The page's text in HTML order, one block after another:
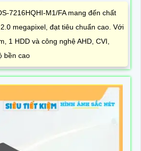
7216HQHI-M1/FA mang đến chất
megapixel, đạt tiêu chuẩn cao. Với
1 HDD và công nghệ AHD, CVI,
bền cao